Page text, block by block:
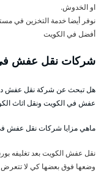
او الخدوش.
نوفر أيضا خدمة التخزين في
أفضل في الكويت
شركات نقل عفش
هل تبحث عن شركة نقل عفش
عفش في الكويت ونقل اثاث
ماهي مزايا شركات نقل عفش في
نقل عفش الكويت بعد تغليفه
وضعها فوق بعضها كي لا